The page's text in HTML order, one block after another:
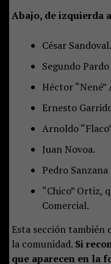
Abajo, de izquierda
César Sandoval.
Segundo
Héctor “Nené”
Ernesto
Arnoldo
Juan Novoa.
Pedro Sanzana
“Chico” Ortiz,
Comercial.
Esta sección también
la comunidad. Si
que aparecen en la